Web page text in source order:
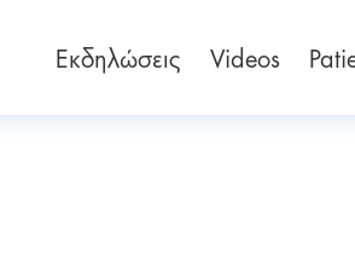
Εκδηλώσεις Videos